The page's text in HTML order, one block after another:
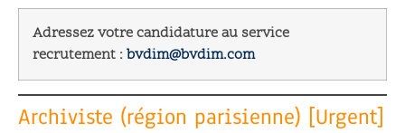
Adressez votre candidature au service
recrutement : bvdim@bvdim.com
Archiviste (région parisienne) [Urgent]